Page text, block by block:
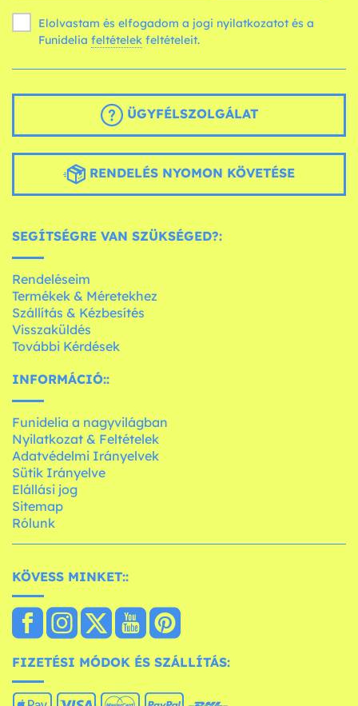
Elolvastam és elfogadom a jogi nyilatkozatot és a
Funidelia feltételek feltételeit.
ÜGYFÉLSZOLGÁLAT
RENDELÉS NYOMON KÖVETÉSE
SEGÍTSÉGRE VAN SZÜKSÉGED?:
Rendeléseim
Termékek & Méretekhez
Szállítás & Kézbesítés
Visszaküldés
További Kérdések
INFORMÁCIÓ::
Funidelia a nagyvilágban
Nyilatkozat & Feltételek
Adatvédelmi Irányelvek
Sütik Irányelve
Elállási jog
Sitemap
Rólunk
KÖVESS MINKET::
FIZETÉSI MÓDOK ÉS SZÁLLÍTÁS: